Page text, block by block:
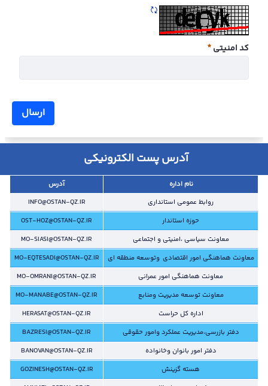
کد امنیتی
ارسال
آدرس پست الکترونیکی
نام اداره
آدرس
روابط عمومی استانداری
INFO@OSTAN-QZ.IR
حوزه استاندار
OST-HOZ@OSTAN-QZ.IR
معاونت سیاسی ،امنیتی و اجتماعی
MO-SIASI@OSTAN-QZ.IR
معاونت هماهنگی امور اقتصادی وتوسعه منطقه ای
MO-EQTESADI@OSTAN-QZ.IR
معاونت هماهنگی امور عمرانی
MO-OMRANI@OSTAN-QZ.IR
معاونت توسعه مدیریت ومنابع
MO-MANABE@OSTAN-QZ.IR
اداره کل حراست
HERASAT@OSTAN-QZ.IR
دفتر بازرسی،مدیریت عملکرد وامور حقوقی
BAZRESI@OSTAN-QZ.IR
دفتر امور بانوان وخانواده
BANOVAN@OSTAN-QZ.IR
هسته گزینش
GOZINESH@OSTAN-QZ.IR